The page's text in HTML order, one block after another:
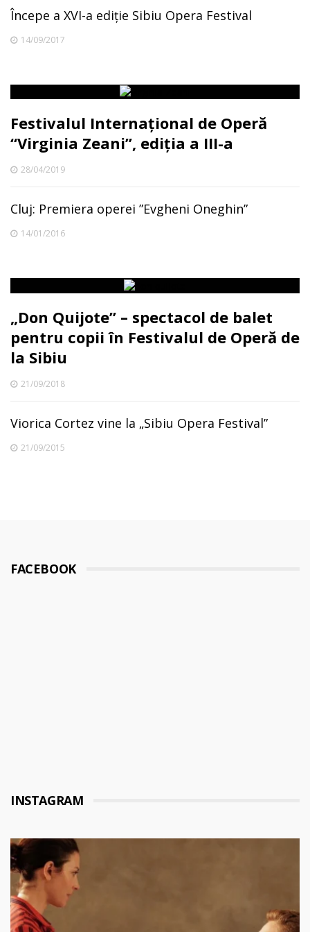
Începe a XVI-a ediție Sibiu Opera Festival
14/09/2017
Festivalul Internațional de Operă
“Virginia Zeani”, ediția a III-a
28/04/2019
Cluj: Premiera operei ”Evgheni Oneghin”
14/01/2016
„Don Quijote” – spectacol de balet
pentru copii în Festivalul de Operă de
la Sibiu
21/09/2018
Viorica Cortez vine la „Sibiu Opera Festival”
21/09/2015
FACEBOOK
INSTAGRAM